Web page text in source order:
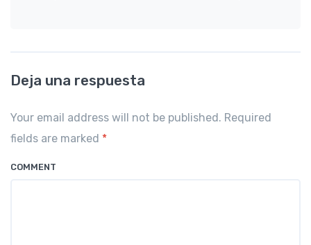
Deja una respuesta
Your email address will not be published. Required
fields are marked *
COMMENT